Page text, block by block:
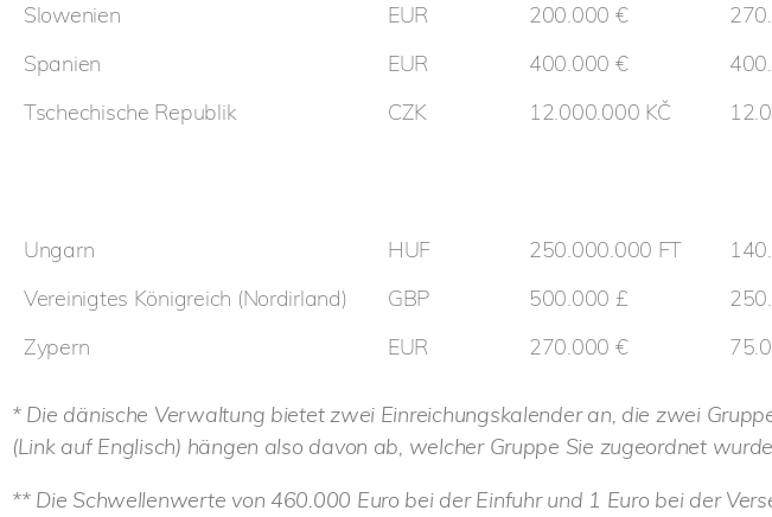
Slowenien
EUR 200.000 €
Spanien
EUR 400.000 €
Tschechische Republik
CZK 12.000.000 KČ
Ungarn
HUF 250.000.000 FT
Vereinigtes Königreich (Nordirland)
GBP 500.000 £
Zypern
EUR 270.000 €
* Die dänische Verwaltung bietet zwei Einreichungskalender an, die zwei
(Link auf Englisch) hängen also davon ab, welcher Gruppe Sie zugeordnet
** Die Schwellenwerte von 460.000 Euro bei der Einfuhr und 1 Euro bei der